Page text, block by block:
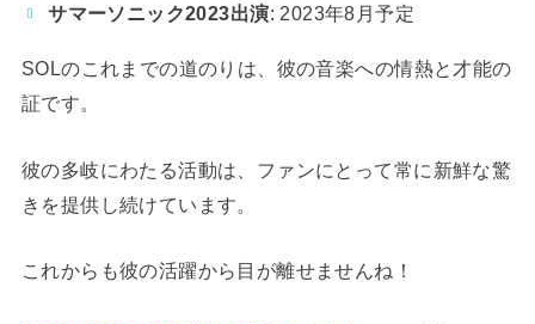
サマーソニック2023出演: 2023年8月予定
SOLのこれまでの道のりは、彼の音楽への情熱と才能の
証です。
彼の多岐にわたる活動は、ファンにとって常に新鮮な驚
きを提供し続けています。
これからも彼の活躍から目が離せませんね！